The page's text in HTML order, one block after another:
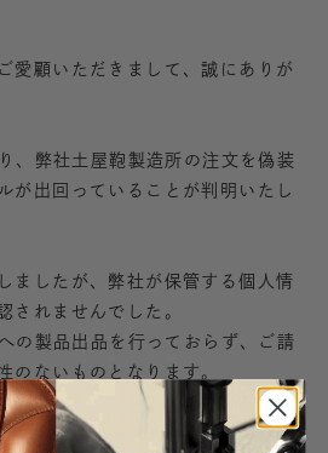
愛顧いただきまして、誠にありが
、弊社土屋鞄製造所の注文を偽装
が出回っていることが判明いたし
ましたが、弊社が保管する個人情
されませんでした。
の製品出品を行っておらず、ご請
のないものとなります。
、疑わしい請求メールをお受け取